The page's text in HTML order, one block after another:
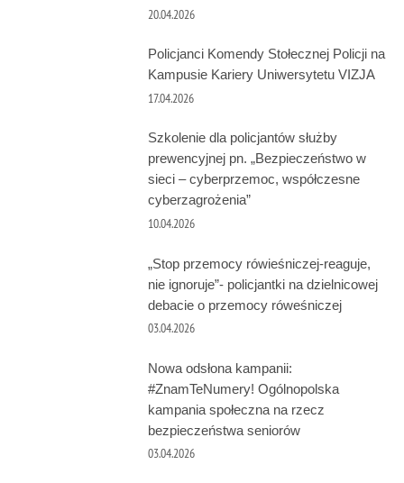
20.04.2026
Policjanci Komendy Stołecznej Policji na
Kampusie Kariery Uniwersytetu VIZJA
17.04.2026
Szkolenie dla policjantów służby
prewencyjnej pn. „Bezpieczeństwo w
sieci – cyberprzemoc, współczesne
cyberzagrożenia”
10.04.2026
„Stop przemocy rówieśniczej-reaguje,
nie ignoruje”- policjantki na dzielnicowej
debacie o przemocy róweśniczej
03.04.2026
Nowa odsłona kampanii:
#ZnamTeNumery! Ogólnopolska
kampania społeczna na rzecz
bezpieczeństwa seniorów
03.04.2026